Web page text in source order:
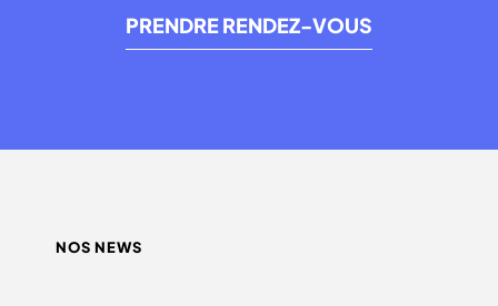
PRENDRE RENDEZ-VOUS
NOS NEWS